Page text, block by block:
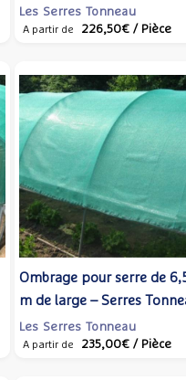
Les Serres Tonneau
A partir de 226,50€ / Pièce
Ombrage pour serre de
m de large – Serres
Les Serres Tonneau
A partir de 235,00€ / Pièce